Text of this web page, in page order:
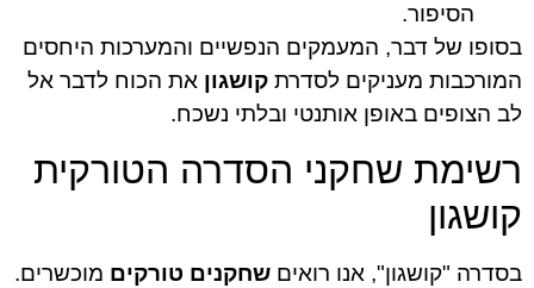
הסיפור.
בסופו של דבר, המעמקים הנפשיים והמערכות היחסים
המורכבות מעניקים לסדרת קושגון את הכוח לדבר אל
לב הצופים באופן אותנטי ובלתי נשכח.
רשימת שחקני הסדרה הטורקית
קושגון
בסדרה "קושגון", אנו רואים שחקנים טורקים מוכשרים.